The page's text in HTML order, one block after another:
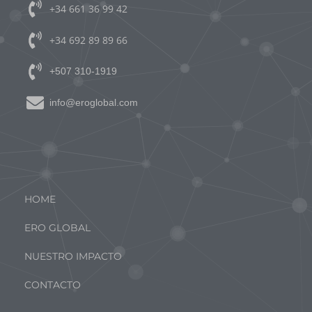
+34 661 36 99 42
+34 692 89 89 66
+507 310-1919
info@eroglobal.com
HOME
ERO GLOBAL
NUESTRO IMPACTO
CONTACTO